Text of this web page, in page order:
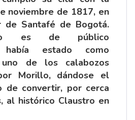
noviembre de 1817, en
de Santafé de Bogotá.
es de público
había estado como
de los calabozos
Morillo, dándose el
de convertir, por cerca
al histórico Claustro en